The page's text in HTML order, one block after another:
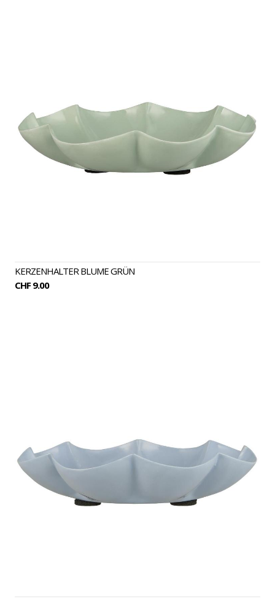
KERZENHALTER BLUME GRÜN
CHF 9.00